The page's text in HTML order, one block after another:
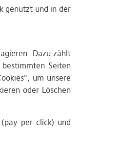
genutzt und in der
Dazu zählt
Seiten
um unsere
oder Löschen
per click) und